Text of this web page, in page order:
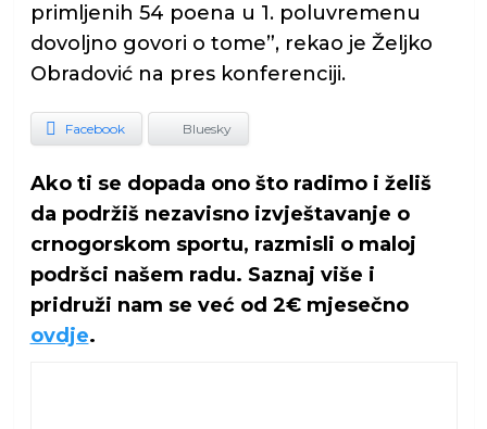
primljenih 54 poena u 1. poluvremenu
dovoljno govori o tome”, rekao je Željko
Obradović na pres konferenciji.
Facebook Bluesky
Ako ti se dopada ono što radimo i želiš
da podržiš nezavisno izvještavanje o
crnogorskom sportu, razmisli o maloj
podršci našem radu. Saznaj više i
pridruži nam se već od 2€ mjesečno
ovdje.